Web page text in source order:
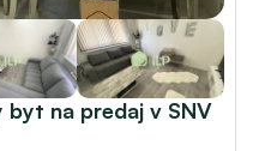
byt na predaj v SNV